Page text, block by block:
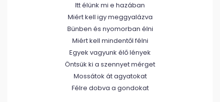
Itt élünk mi e hazában
Miért kell igy meggyalázva
Bünben és nyomorban élni
Miért kell mindentől félni
Egyek vagyunk élő lények
Öntsük ki a szennyet mérget
Mossátok át agyatokat
Félre dobva a gondokat